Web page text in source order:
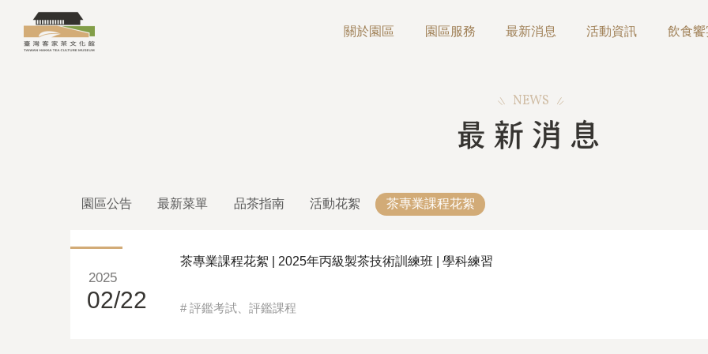
關於園區 園區服務 最新消息 活動資訊 飲食饗
NEWS
最新消息
園區公告 最新菜單 品茶指南 活動花絮 茶專業課程花絮
2025
02/22
茶專業課程花絮 | 2025年丙級製茶技術訓練班 | 學科練習
#評鑑考試 、評鑑課程